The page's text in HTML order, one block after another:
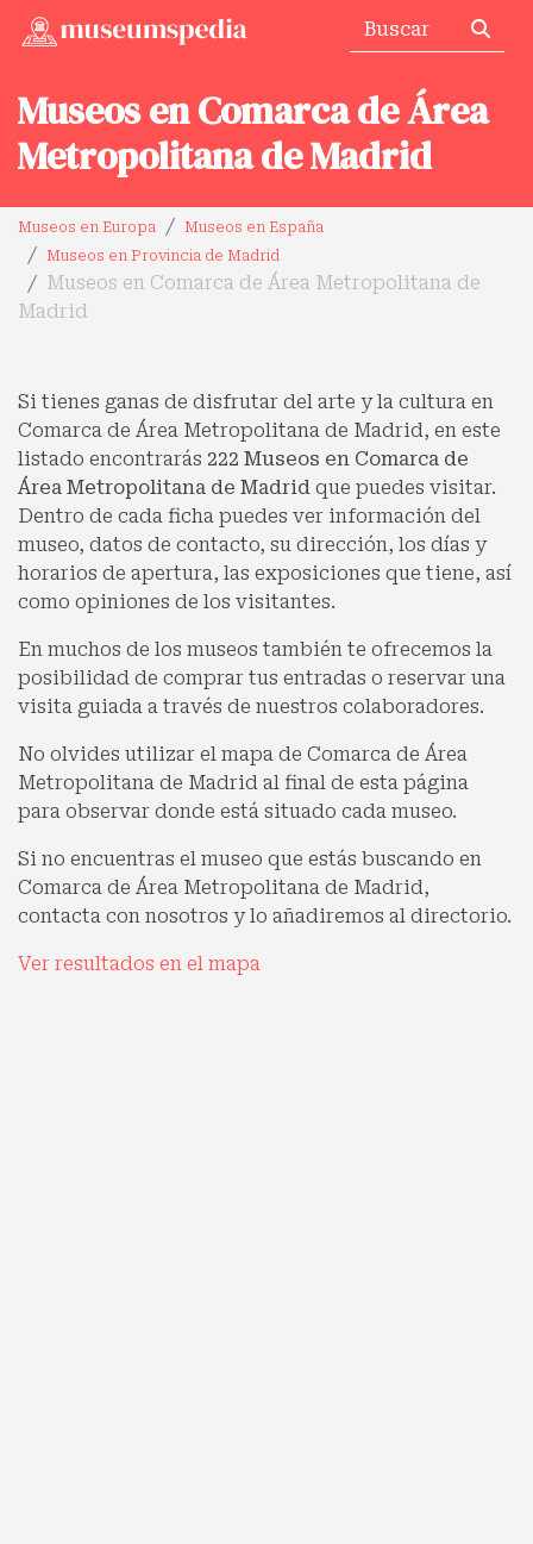
Museos en Comarca de Área
Metropolitana de Madrid
Museos en Europa
Museos en España
Museos en Provincia de Madrid
Museos en Comarca de Área Metropolitana de
Madrid
Si tienes ganas de disfrutar del arte y la cultura en
Comarca de Área Metropolitana de Madrid, en este
listado encontrarás 222 Museos en Comarca de
Área Metropolitana de Madrid que puedes visitar.
Dentro de cada ficha puedes ver información del
museo, datos de contacto, su dirección, los días y
horarios de apertura, las exposiciones que tiene, así
como opiniones de los visitantes.
En muchos de los museos también te ofrecemos la
posibilidad de comprar tus entradas o reservar una
visita guiada a través de nuestros colaboradores.
No olvides utilizar el mapa de Comarca de Área
Metropolitana de Madrid al final de esta página
para observar donde está situado cada museo.
Si no encuentras el museo que estás buscando en
Comarca de Área Metropolitana de Madrid,
contacta con nosotros y lo añadiremos al directorio.
Ver resultados en el mapa